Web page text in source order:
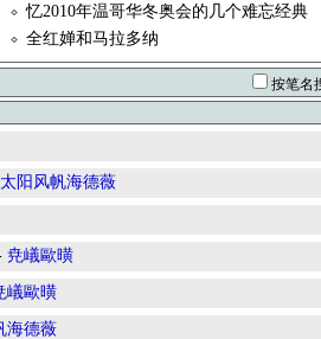
忆2010年温哥华冬奥会的几个难忘经典
全红婵和马拉多纳
按笔名
太阳风帆海德薇
尭嶬歐曂
嶬歐曂
海德薇